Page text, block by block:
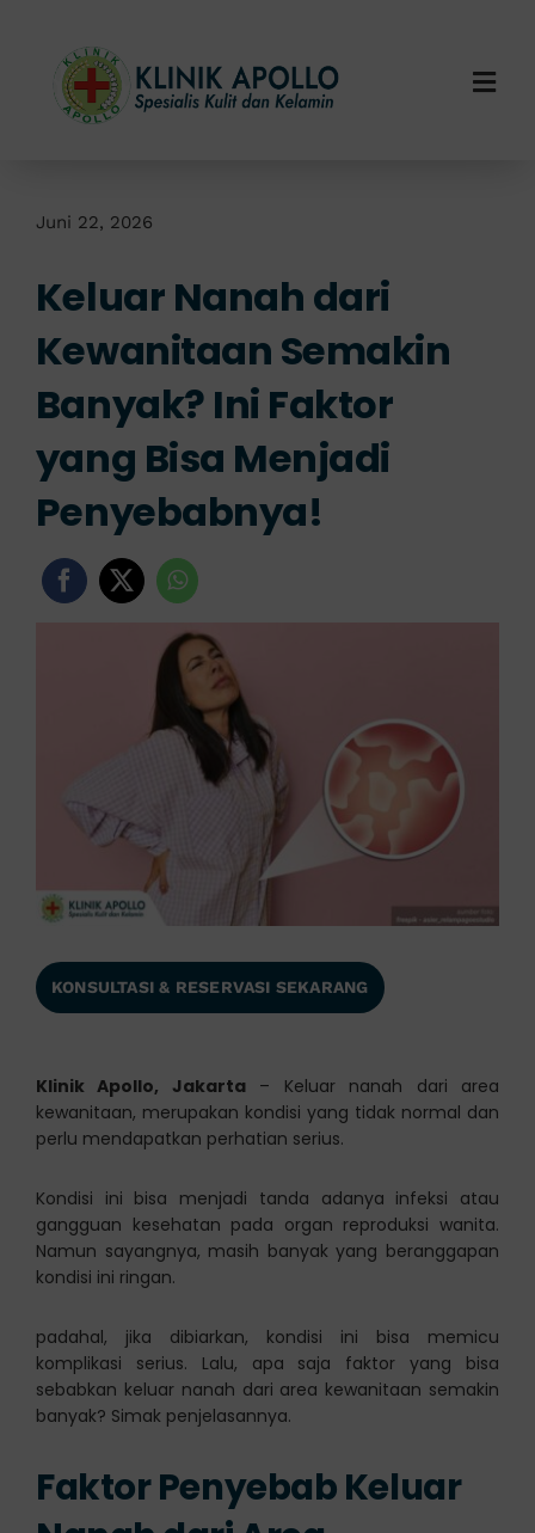
content
Layanan Kami
Info Klinik
Hubungi Kami
Juni 22, 2026
Keluar Nanah dari
Kewanitaan Semakin
Banyak? Ini Faktor
yang Bisa Menjadi
Penyebabnya!
KONSULTASI & RESERVASI SEKARANG
Klinik Apollo, Jakarta– Keluar nanah dari area
kewanitaan, merupakan kondisi yang tidak normal dan
perlu mendapatkan perhatian serius.
Kondisi ini bisa menjadi tanda adanya infeksi atau
gangguan kesehatan pada organ reproduksi wanita.
Namun sayangnya, masih banyak yang beranggapan
kondisi ini ringan.
padahal, jika dibiarkan, kondisi ini bisa memicu
komplikasi serius. Lalu, apa saja faktor yang bisa
sebabkan keluar nanah dari area kewanitaan semakin
banyak? Simak penjelasannya.
Faktor Penyebab Keluar